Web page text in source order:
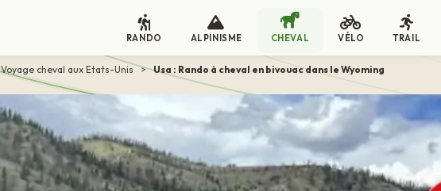
RANDO ALPINISME CHEVAL VÉLO TRAIL
Voyage cheval aux Etats-Unis > Usa : Rando à cheval en bivouac dans le Wyoming